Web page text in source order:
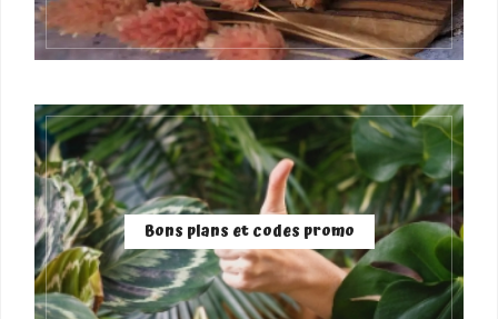
Bons plans et codes promo